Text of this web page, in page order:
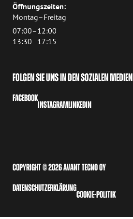
Öffnungszeiten:
Montag–Freitag
07:00–12:00
13:30–17:15
FOLGEN SIE UNS IN DEN SOZIALEN MEDIEN
FACEBOOK
INSTAGRAMLINKEDIN
COPYRIGHT © 2026 AVANT TECNO OY
DATENSCHUTZERKLÄRUNG
COOKIE-POLITIK